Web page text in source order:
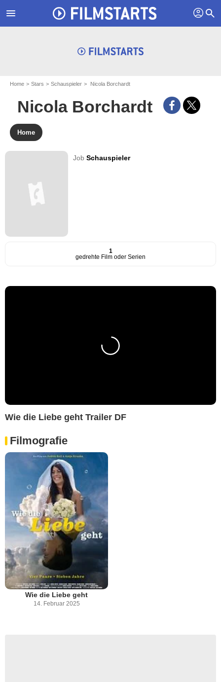
menu profil search
Home Stars Schauspieler Nicola Borchardt
Nicola Borchardt
Home
JobSchauspieler
1
gedrehte Film oder Serien
Wie die Liebe geht Trailer DF
Filmografie
Wie die Liebe geht
14. Februar 2025